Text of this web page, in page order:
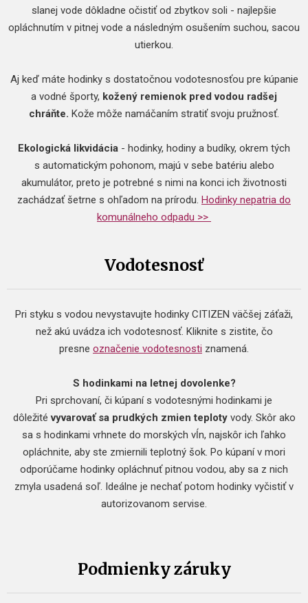
slanej vode dôkladne očistiť od zbytkov soli - najlepšie
opláchnutím v pitnej vode a následným osušením suchou, sacou
utierkou.
Aj keď máte hodinky s dostatočnou vodotesnosťou pre kúpanie
a vodné športy, kožený remienok pred vodou radšej
chráňte. Kože môže namáčaním stratiť svoju pružnosť.
Ekologická likvidácia - hodinky, hodiny a budíky, okrem tých
s automatickým pohonom, majú v sebe batériu alebo
akumulátor, preto je potrebné s nimi na konci ich životnosti
zachádzať šetrne s ohľadom na prírodu. Hodinky nepatria do
komunálneho odpadu >>
Vodotesnosť
Pri styku s vodou nevystavujte hodinky CITIZEN väčšej záťaži,
než akú uvádza ich vodotesnosť. Kliknite s zistite, čo
presne označenie vodotesnosti znamená.
S hodinkami na letnej dovolenke?
Pri sprchovaní, či kúpaní s vodotesnými hodinkami je
dôležitévyvarovať sa prudkých zmien teploty vody. Skôr ako
sa s hodinkami vrhnete do morských vĺn, najskôr ich ľahko
opláchnite, aby ste zmiernili teplotný šok. Po kúpaní v mori
odporúčame hodinky opláchnuť pitnou vodou, aby sa z nich
zmyla usadená soľ. Ideálne je nechať potom hodinky vyčistiť v
autorizovanom servise.
Podmienky záruky